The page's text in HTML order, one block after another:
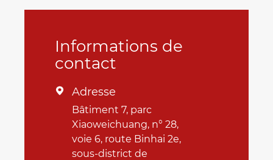
Informations de
contact
 Adresse
Bâtiment 7, parc
Xiaoweichuang, n° 28,
voie 6, route Binhai 2e,
sous-district de